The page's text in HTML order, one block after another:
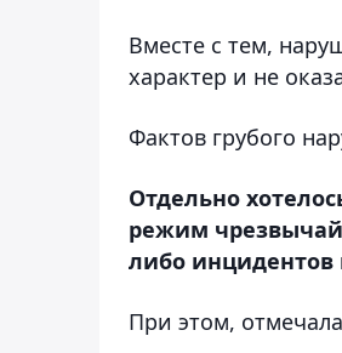
Вместе с тем,
характер и не
Фактов грубого
Отдельно
режим
либо инцидентов
При этом,